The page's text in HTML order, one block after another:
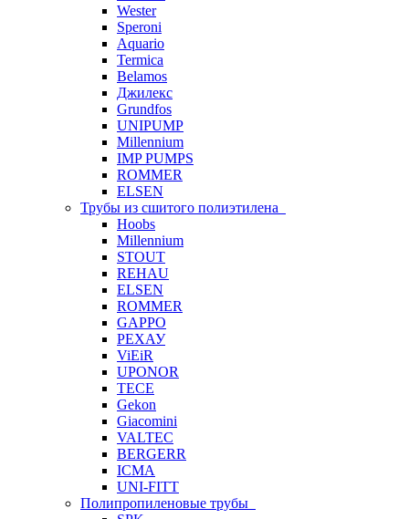
Wester
Speroni
Aquario
Termica
Belamos
Джилекс
Grundfos
UNIPUMP
Millennium
IMP PUMPS
ROMMER
ELSEN
Трубы из сшитого полиэтилена
Hoobs
Millennium
STOUT
REHAU
ELSEN
ROMMER
GAPPO
РЕХАУ
ViEiR
UPONOR
TECE
Gekon
Giacomini
VALTEC
BERGERR
ICMA
UNI-FITT
Полипропиленовые трубы